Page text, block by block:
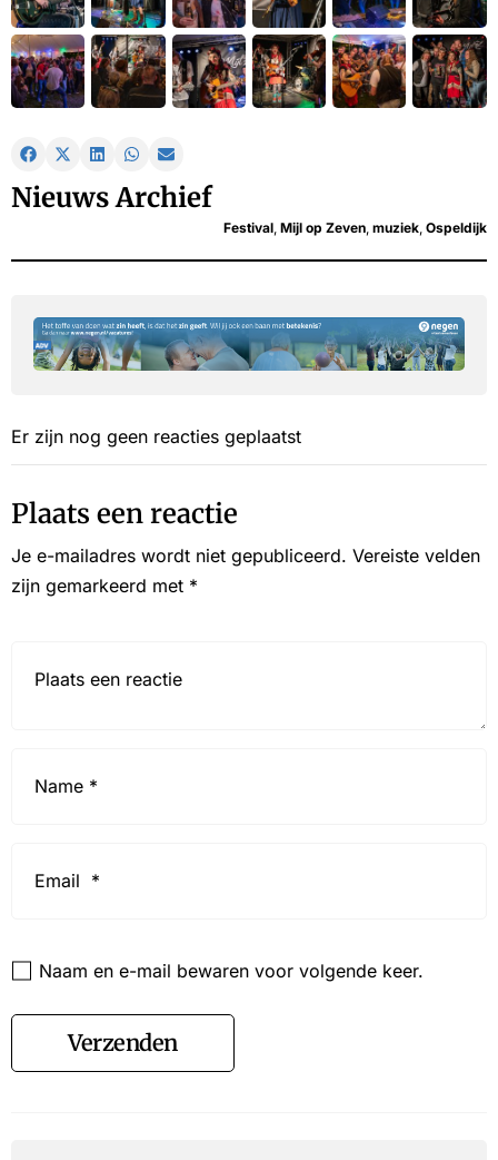
Nieuws Archief
Festival Mijl op Zeven muziek Ospeldijk
Er zijn nog geen reacties geplaatst
Plaats een reactie
Je e-mailadres wordt niet gepubliceerd. Vereiste velden
zijn gemarkeerd met *
Naam en e-mail bewaren voor volgende keer.
Verzenden